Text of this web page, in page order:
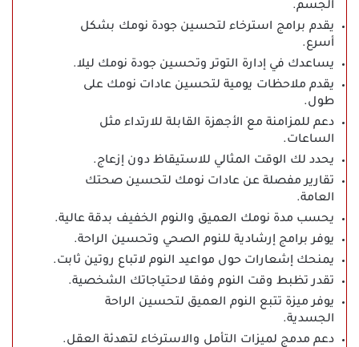
الجسم.
يقدم برامج استرخاء لتحسين جودة نومك بشكل
أسرع.
يساعدك في إدارة التوتر وتحسين جودة نومك ليلا.
يقدم ملاحظات يومية لتحسين عادات نومك على
طول.
دعم للمزامنة مع الأجهزة القابلة للارتداء مثل
الساعات.
يحدد لك الوقت المثالي للاستيقاظ دون إزعاج.
تقارير مفصلة عن عادات نومك لتحسين صحتك
العامة.
يحسب مدة نومك العميق والنوم الخفيف بدقة عالية.
يوفر برامج إرشادية للنوم الصحي وتحسين الراحة.
يمنحك إشعارات حول مواعيد النوم لاتباع روتين ثابت.
تقدر تظبط وقت النوم وفقا لاحتياجاتك الشخصية.
يوفر ميزة تتبع النوم العميق لتحسين الراحة
الجسدية.
دعم مدمج لميزات التأمل والاسترخاء لتهدئة العقل.